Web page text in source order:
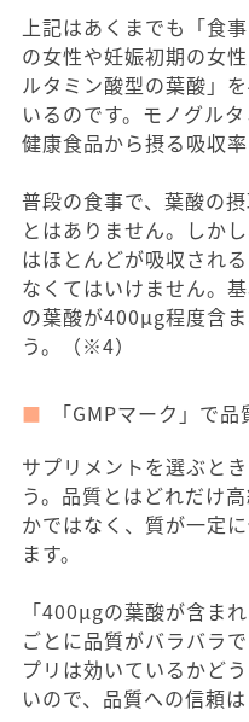
上記はあくまでも「食
の女性や妊娠初期の女
ルタミン酸型の葉酸」
いるのです。モノグル
健康食品から摂る吸収
普段の食事で、葉酸の
とはありません。しか
はほとんどが吸収され
なくてはいけません。
の葉酸が400μg程度含
う。（※4）
「GMPマーク」で
サプリメントを選ぶと
う。品質とはどれだけ
かではなく、質が一定
ます。
「400μgの葉酸が含ま
ごとに品質がバラバラ
プリは効いているかど
いので、品質への信頼は